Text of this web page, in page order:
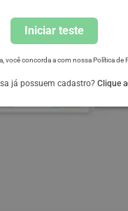
Iniciar teste
você concorda a com nossa Política de
já possuem cadastro? Clique